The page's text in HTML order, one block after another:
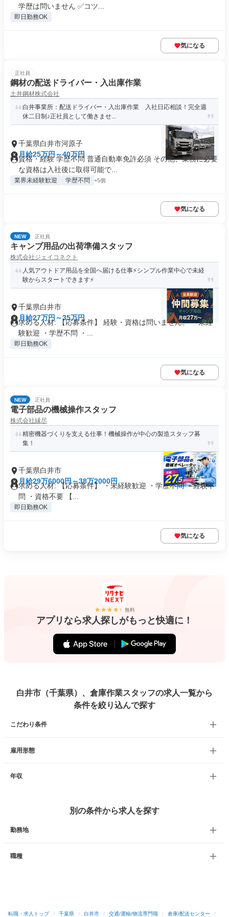
学歴は問いません ✅コツ...
即日勤務OK
気になる
正社員
鋼材の配送ドライバー・入出庫作業
土井鋼材株式会社
白井事業所：配送ドライバー・入出庫作業 入社日応相談！完全週
休二日制♪正社員として働きませ...
千葉県白井市河原子
月給25万円～40万円
資格・経験 学歴不問 普通自動車免許必須 その他、業務に必要
な資格は入社後に取得可能で...
業界未経験歓迎 学歴不問 +5個
気になる
NEW 正社員
キャンプ用品の出荷準備スタッフ
株式会社ジェイコネクト
人気アウトドア用品を全国へ届ける仕事⚡️シンプル作業中心で未経
験からスタートできます⚡️
千葉県白井市
月給27万円～35万円
求める人材: 【応募条件】 経験・資格は問いません。 ・未経
験歓迎 ・学歴不問 ・...
即日勤務OK
気になる
NEW 正社員
電子部品の機械操作スタッフ
株式会社縁尽
精密機器づくりを支える仕事！機械操作が中心の製造スタッフ募
集！
千葉県白井市
月給29万6000円～38万2000円
求める人材: 【応募条件】 ・未経験歓迎 ・学歴不問 ・経験不
問 ・資格不要 【...
即日勤務OK
気になる
無料
アプリなら求人探しがもっと快適に！
白井市（千葉県）、倉庫作業スタッフの求人一覧から
条件を絞り込んで探す
こだわり条件
雇用形態
年収
別の条件から求人を探す
勤務地
職種
転職・求人トップ / 千葉県 / 白井市 / 交通/運輸/物流専門職 / 倉庫/配送センター /